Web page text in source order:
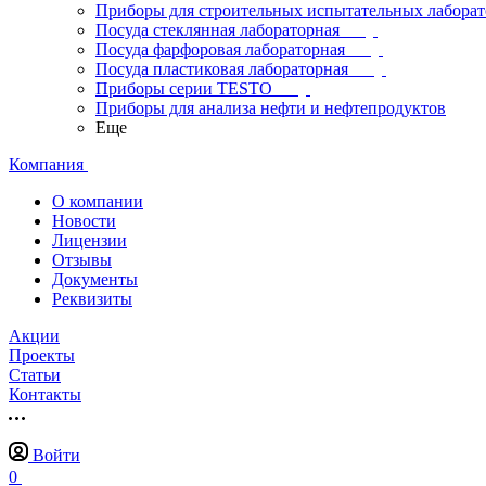
Приборы для строительных испытательных
Посуда стеклянная лабораторная
Посуда фарфоровая лабораторная
Посуда пластиковая лабораторная
Приборы серии TESTO
Приборы для анализа нефти и нефтепродуктов
Еще
Компания
О компании
Новости
Лицензии
Отзывы
Документы
Реквизиты
Акции
Проекты
Статьи
Контакты
Войти
0